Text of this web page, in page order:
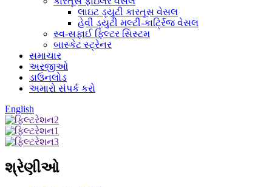
લાઇટ ડ્યુટી કારતૂસ વેસલ
હેવી ડ્યુટી મલ્ટી-કાર્ટ્રિજ વેસલ
સ્વ-સફાઈ ફિલ્ટર સિસ્ટમ
બાસ્કેટ સ્ટ્રેનર
સમાચાર
અરજીઓ
ડાઉનલોડ
અમારો સંપર્ક કરો
English
શ્રેણીઓ